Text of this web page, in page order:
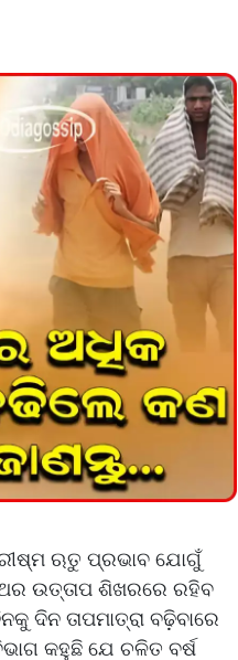
ଋତୁ ପ୍ରଭାବ ଯୋଗୁଁ
ଉତ୍ତାପ ଶିଖରରେ ରହିବ
ଦିନ ତାପମାତ୍ରା ବଢ଼ିବାରେ
କହୁଛି ଯେ ଚଳିତ ବର୍ଷ